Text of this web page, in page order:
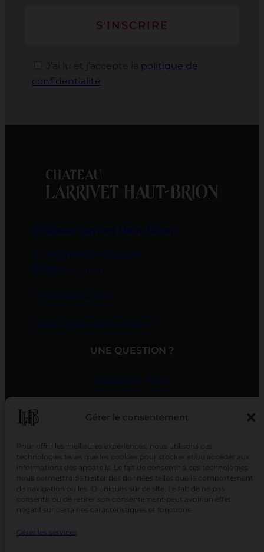
Gérer le consentement
Pour offrir les meilleures expériences, nous utilisons des
technologies telles que les cookies pour stocker et/ou accéder aux
informations des appareils. Le fait de consentir à ces technologies
nous permettra de traiter des données telles que le comportement
de navigation ou les ID uniques sur ce site. Le fait de ne pas
consentir ou de retirer son consentement peut avoir un effet
négatif sur certaines caractéristiques et fonctions.
Gérer les services
politique de
confidentialité
Château Larrivet Haut-Brion
84, avenue de Cadaujac
33850 Léognan
+33(0)5 56 64 75 51
contact@larrivethautbrion.fr
UNE QUESTION ?
Contactez-Nous
SUIVEZ-NOUS
SUR LES RÉSEAUX